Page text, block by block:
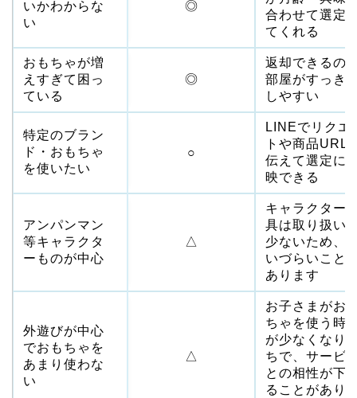
いかわからな
い
◎
合わせて選定
てくれる
おもちゃが増
えすぎて困っ
ている
◎
返却できるの
部屋がすっき
しやすい
特定のブラン
ド・おもちゃ
を使いたい
○
LINEでリクエ
トや商品URL
伝えて選定に
映できる
アンパンマン
等キャラクタ
ーものが中心
△
キャラクター
具は取り扱い
少ないため、
いづらいこと
あります
外遊びが中心
でおもちゃを
あまり使わな
い
△
お子さまがお
ちゃを使う時
が少なくなり
ちで、サービ
との相性が下
ることがあり